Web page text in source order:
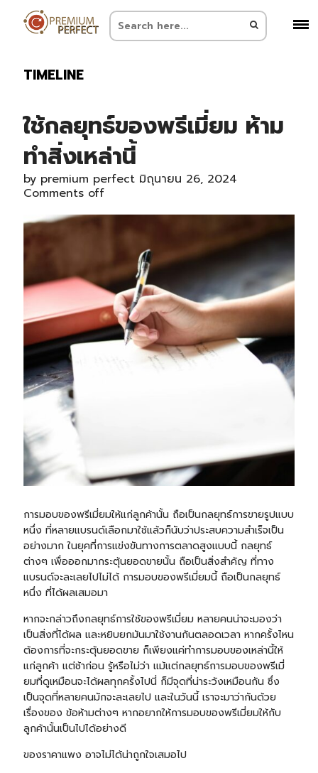
TIMELINE
ใช้กลยุทธ์ของพรีเมี่ยม ห้าม
ทำสิ่งเหล่านี้
by premium perfect มิถุนายน 26, 2024
Comments off
การมอบของพรีเมี่ยมให้แก่ลูกค้านั้น ถือเป็นกลยุทธ์การขายรูปแบบ
หนึ่ง ที่หลายแบรนด์เลือกมาใช้แล้วก็นับว่าประสบความสำเร็จเป็น
อย่างมาก ในยุคที่การแข่งขันทางการตลาดสูงแบบนี้ กลยุทธ์
ต่างๆ เพื่อออกมากระตุ้นยอดขายนั้น ถือเป็นสิ่งสำคัญ ที่ทาง
แบรนด์จะละเลยไปไม่ได้ การมอบของพรีเมี่ยมนี้ ถือเป็นกลยุทธ์
หนึ่ง ที่ได้ผลเสมอมา
หากจะกล่าวถึงกลยุทธ์การใช้ของพรีเมี่ยม หลายคนน่าจะมองว่า
เป็นสิ่งที่ได้ผล และหยิบยกมันมาใช้งานกันตลอดเวลา หากครั้งไหน
ต้องการที่จะกระตุ้นยอดขาย ก็เพียงแค่ทำการมอบของเหล่านี้ให้
แก่ลูกค้า แต่ช้าก่อน รู้หรือไม่ว่า แม้แต่กลยุทธ์การมอบของพรีเมี่
ยมที่ดูเหมือนจะได้ผลทุกครั้งไปนี่ ก็มีจุดที่น่าระวังเหมือนกัน ซึ่ง
เป็นจุดที่หลายคนมักจะละเลยไป และในวันนี้ เราจะมาว่ากันด้วย
เรื่องของ ข้อห้ามต่างๆ หากอยากให้การมอบของพรีเมี่ยมให้กับ
ลูกค้านั้นเป็นไปได้อย่างดี
ของราคาแพง อาจไม่ได้น่าถูกใจเสมอไป